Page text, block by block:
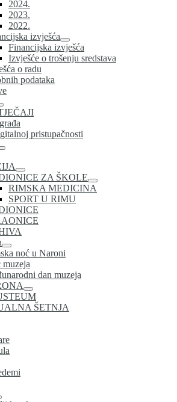
2024.
2023.
2022.
izvješća
Financijska izvješća
Izvješće o trošenju sredstava
o radu
podataka
pristupačnosti
ZA ŠKOLE
RIMSKA MEDICINA
SPORT U RIMU
noć u Naroni
muzeja
dan muzeja
ŠETNJA